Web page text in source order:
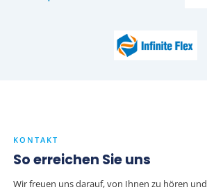
KONTAKT
So erreichen Sie uns
Wir freuen uns darauf, von Ihnen zu hören und